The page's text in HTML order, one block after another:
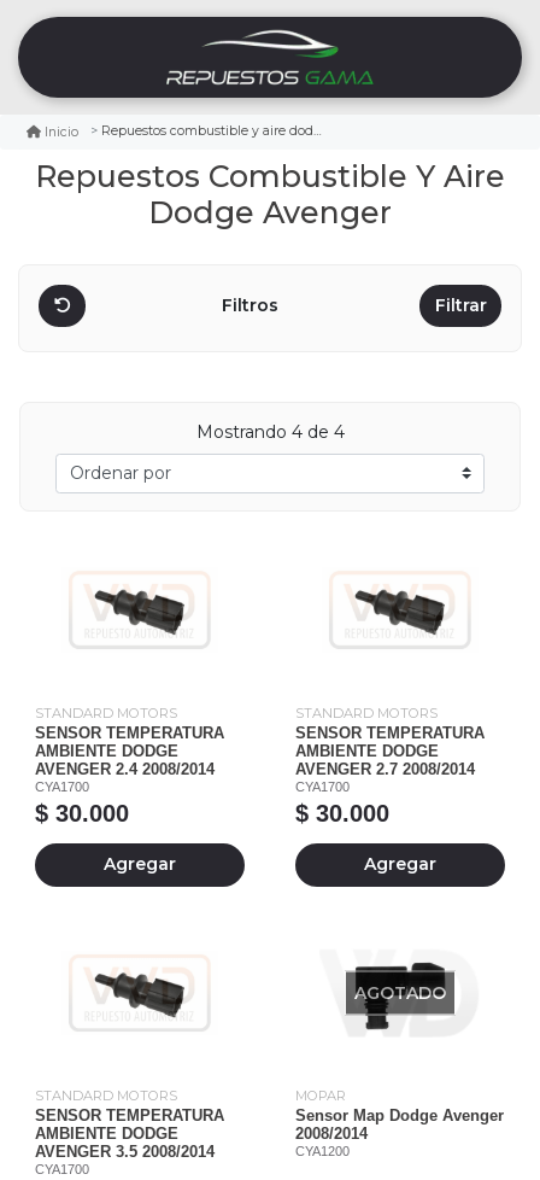
Inicio Repuestos combustible y aire dodge avenger
Repuestos Combustible Y Aire
Dodge Avenger
Filtros Filtrar
Mostrando 4de 4
STANDARD MOTORS
SENSOR TEMPERATURA
AMBIENTE DODGE
AVENGER 2.4 2008/2014
CYA1700
$ 30.000
Agregar
STANDARD MOTORS
SENSOR TEMPERATURA
AMBIENTE DODGE
AVENGER 2.7 2008/2014
CYA1700
$ 30.000
Agregar
STANDARD MOTORS
SENSOR TEMPERATURA
AMBIENTE DODGE
AVENGER 3.5 2008/2014
CYA1700
AGOTADO
MOPAR
Sensor Map Dodge Avenger
2008/2014
CYA1200